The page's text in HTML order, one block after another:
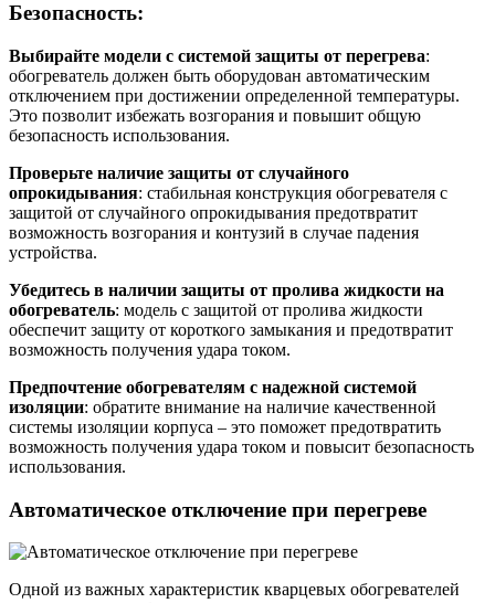
Безопасность:
Выбирайте модели с системой защиты от перегрева:
обогреватель должен быть оборудован автоматическим
отключением при достижении определенной температуры.
Это позволит избежать возгорания и повышит общую
безопасность использования.
Проверьте наличие защиты от случайного
опрокидывания: стабильная конструкция обогревателя с
защитой от случайного опрокидывания предотвратит
возможность возгорания и контузий в случае падения
устройства.
Убедитесь в наличии защиты от пролива жидкости на
обогреватель: модель с защитой от пролива жидкости
обеспечит защиту от короткого замыкания и предотвратит
возможность получения удара током.
Предпочтение обогревателям с надежной системой
изоляции: обратите внимание на наличие качественной
системы изоляции корпуса – это поможет предотвратить
возможность получения удара током и повысит безопасность
использования.
Автоматическое отключение при перегреве
Одной из важных характеристик кварцевых обогревателей